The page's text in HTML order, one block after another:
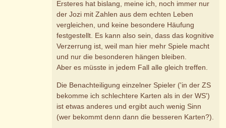
Ersteres hat bislang, meine ich, noch immer nur
der Jozi mit Zahlen aus dem echten Leben
vergleichen, und keine besondere Häufung
festgestellt. Es kann also sein, dass das kognitive
Verzerrung ist, weil man hier mehr Spiele macht
und nur die besonderen hängen bleiben.
Aber es müsste in jedem Fall alle gleich treffen.
Die Benachteiligung einzelner Spieler ('in der ZS
bekomme ich schlechtere Karten als in der WS')
ist etwas anderes und ergibt auch wenig Sinn
(wer bekommt denn dann die besseren Karten?).